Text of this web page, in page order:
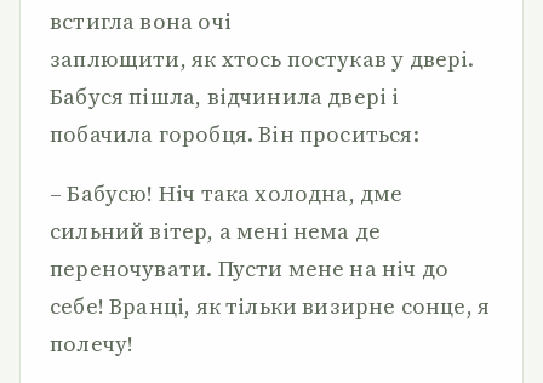
встигла вона очі
заплющити, як хтось постукав у двері.
Бабуся пішла, відчинила двері і
побачила горобця. Він проситься:
– Бабусю! Ніч така холодна, дме
сильний вітер, а мені нема де
переночувати. Пусти мене на ніч до
себе! Вранці, як тільки визирне сонце, я
полечу!